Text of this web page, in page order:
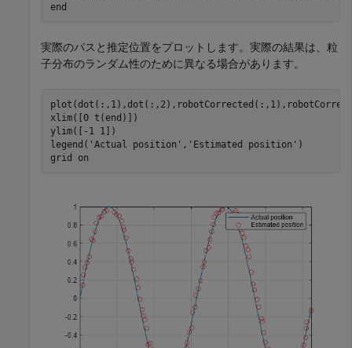
end
実際のパスと推定位置をプロットします。実際の結果は、粒
子分布のランダム性のために異なる場合があります。
xlim([0 t(end)])
ylim([-1 1])
legend( 'Actual position' , 'Estimated position' )
grid
on